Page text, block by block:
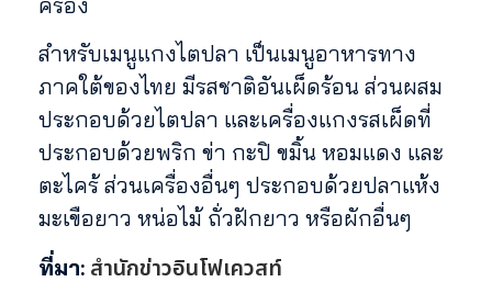
สำหรับเมนูแกงไตปลา เป็นเมนูอาหารทาง
ภาคใต้ของไทย มีรสชาติอันเผ็ดร้อน ส่วนผสม
ประกอบด้วยไตปลา และเครื่องแกงรสเผ็ดที่
ประกอบด้วยพริก ข่า กะปิ ขมิ้น หอมแดง และ
ตะไคร้ ส่วนเครื่องอื่นๆ ประกอบด้วยปลาแห้ง
มะเขือยาว หน่อไม้ ถั่วฝักยาว หรือผักอื่นๆ
ที่มา: สำนักข่าวอินโฟเควสท์